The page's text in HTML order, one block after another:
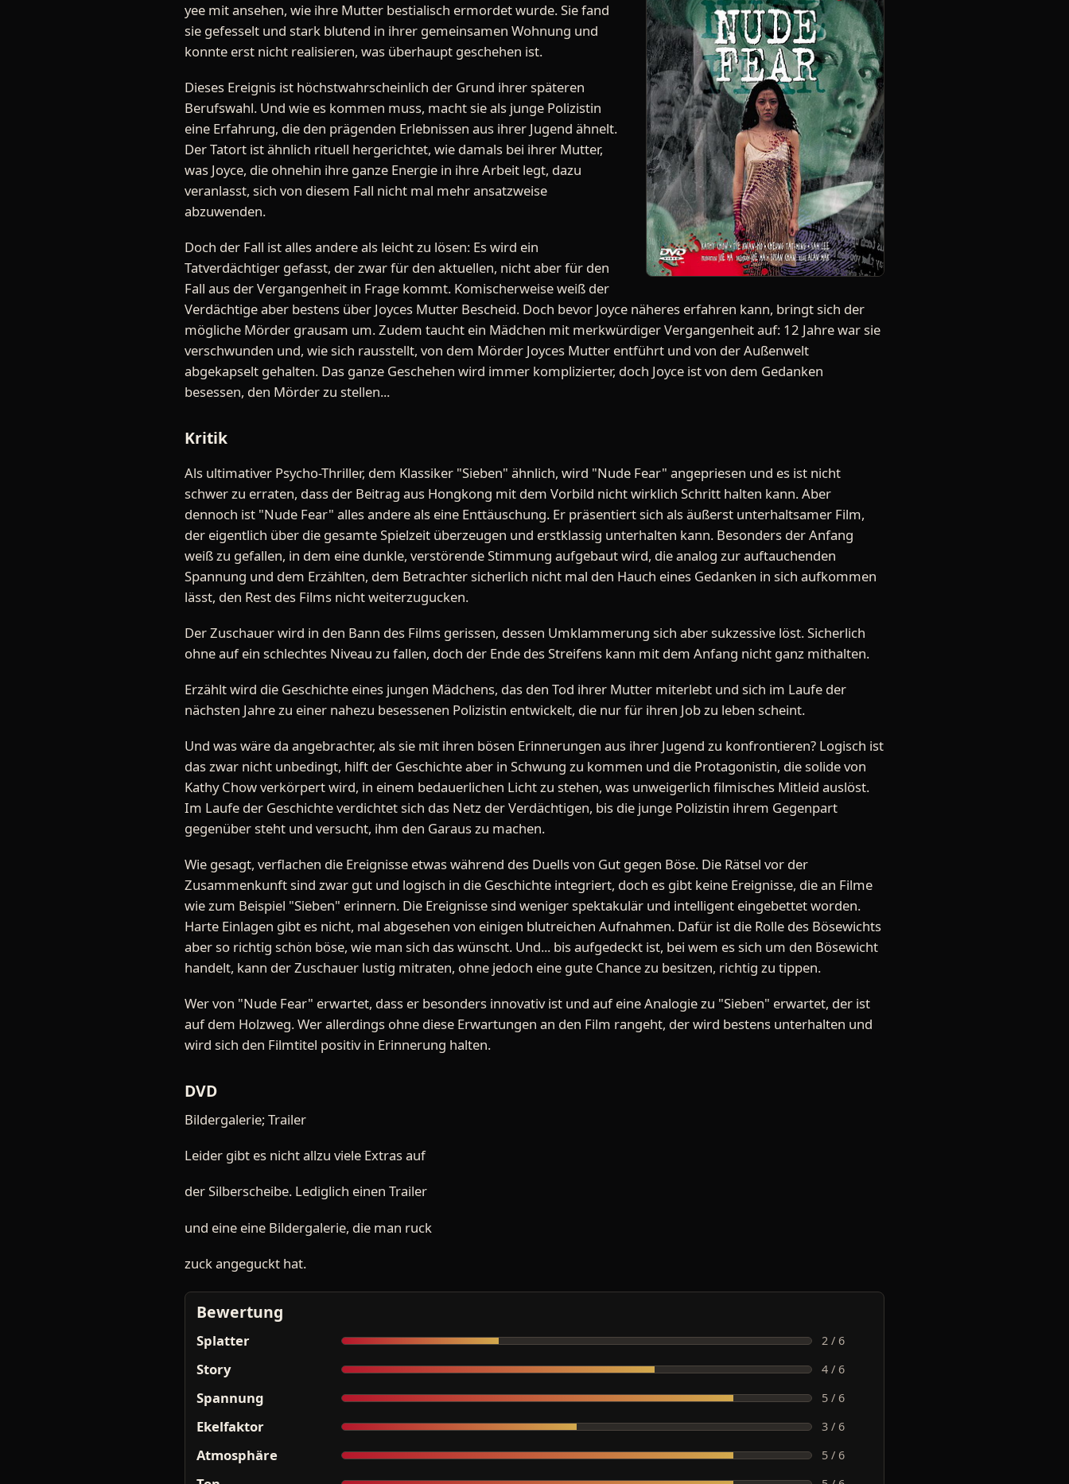
yee mit ansehen, wie ihre Mutter bestialisch ermordet wurde. Sie fand
sie gefesselt und stark blutend in ihrer gemeinsamen Wohnung und
konnte erst nicht realisieren, was überhaupt geschehen ist.
Dieses Ereignis ist höchstwahrscheinlich der Grund ihrer späteren
Berufswahl. Und wie es kommen muss, macht sie als junge Polizistin
eine Erfahrung, die den prägenden Erlebnissen aus ihrer Jugend ähnelt.
Der Tatort ist ähnlich rituell hergerichtet, wie damals bei ihrer Mutter,
was Joyce, die ohnehin ihre ganze Energie in ihre Arbeit legt, dazu
veranlasst, sich von diesem Fall nicht mal mehr ansatzweise
abzuwenden.
Doch der Fall ist alles andere als leicht zu lösen: Es wird ein
Tatverdächtiger gefasst, der zwar für den aktuellen, nicht aber für den
Fall aus der Vergangenheit in Frage kommt. Komischerweise weiß der
Verdächtige aber bestens über Joyces Mutter Bescheid. Doch bevor Joyce näheres erfahren kann, bringt sich der
mögliche Mörder grausam um. Zudem taucht ein Mädchen mit merkwürdiger Vergangenheit auf: 12 Jahre war sie
verschwunden und, wie sich rausstellt, von dem Mörder Joyces Mutter entführt und von der Außenwelt
abgekapselt gehalten. Das ganze Geschehen wird immer komplizierter, doch Joyce ist von dem Gedanken
besessen, den Mörder zu stellen...
Kritik
Als ultimativer Psycho-Thriller, dem Klassiker "Sieben" ähnlich, wird "Nude Fear" angepriesen und es ist nicht
schwer zu erraten, dass der Beitrag aus Hongkong mit dem Vorbild nicht wirklich Schritt halten kann. Aber
dennoch ist "Nude Fear" alles andere als eine Enttäuschung. Er präsentiert sich als äußerst unterhaltsamer Film,
der eigentlich über die gesamte Spielzeit überzeugen und erstklassig unterhalten kann. Besonders der Anfang
weiß zu gefallen, in dem eine dunkle, verstörende Stimmung aufgebaut wird, die analog zur auftauchenden
Spannung und dem Erzählten, dem Betrachter sicherlich nicht mal den Hauch eines Gedanken in sich aufkommen
lässt, den Rest des Films nicht weiterzugucken.
Der Zuschauer wird in den Bann des Films gerissen, dessen Umklammerung sich aber sukzessive löst. Sicherlich
ohne auf ein schlechtes Niveau zu fallen, doch der Ende des Streifens kann mit dem Anfang nicht ganz mithalten.
Erzählt wird die Geschichte eines jungen Mädchens, das den Tod ihrer Mutter miterlebt und sich im Laufe der
nächsten Jahre zu einer nahezu besessenen Polizistin entwickelt, die nur für ihren Job zu leben scheint.
Und was wäre da angebrachter, als sie mit ihren bösen Erinnerungen aus ihrer Jugend zu konfrontieren? Logisch ist
das zwar nicht unbedingt, hilft der Geschichte aber in Schwung zu kommen und die Protagonistin, die solide von
Kathy Chow verkörpert wird, in einem bedauerlichen Licht zu stehen, was unweigerlich filmisches Mitleid auslöst.
Im Laufe der Geschichte verdichtet sich das Netz der Verdächtigen, bis die junge Polizistin ihrem Gegenpart
gegenüber steht und versucht, ihm den Garaus zu machen.
Wie gesagt, verflachen die Ereignisse etwas während des Duells von Gut gegen Böse. Die Rätsel vor der
Zusammenkunft sind zwar gut und logisch in die Geschichte integriert, doch es gibt keine Ereignisse, die an Filme
wie zum Beispiel "Sieben" erinnern. Die Ereignisse sind weniger spektakulär und intelligent eingebettet worden.
Harte Einlagen gibt es nicht, mal abgesehen von einigen blutreichen Aufnahmen. Dafür ist die Rolle des Bösewichts
aber so richtig schön böse, wie man sich das wünscht. Und... bis aufgedeckt ist, bei wem es sich um den Bösewicht
handelt, kann der Zuschauer lustig mitraten, ohne jedoch eine gute Chance zu besitzen, richtig zu tippen.
Wer von "Nude Fear" erwartet, dass er besonders innovativ ist und auf eine Analogie zu "Sieben" erwartet, der ist
auf dem Holzweg. Wer allerdings ohne diese Erwartungen an den Film rangeht, der wird bestens unterhalten und
wird sich den Filmtitel positiv in Erinnerung halten.
DVD
Bildergalerie; Trailer
Leider gibt es nicht allzu viele Extras auf
der Silberscheibe. Lediglich einen Trailer
und eine eine Bildergalerie, die man ruck
zuck angeguckt hat.
Bewertung
Splatter 2 / 6
Story 4 / 6
Spannung 5 / 6
Ekelfaktor 3 / 6
Atmosphäre 5 / 6